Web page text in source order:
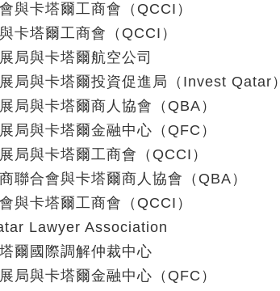
與卡塔爾工商會（QCCI）
卡塔爾工商會（QCCI）
局與卡塔爾航空公司
局與卡塔爾投資促進局（Invest Qatar）
局與卡塔爾商人協會（QBA）
局與卡塔爾金融中心（QFC）
局與卡塔爾工商會（QCCI）
聯合會與卡塔爾商人協會（QBA）
與卡塔爾工商會（QCCI）
Lawyer Association
爾國際調解仲裁中心
局與卡塔爾金融中心（QFC）